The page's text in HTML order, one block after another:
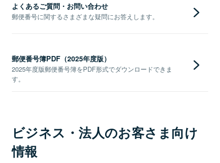
よくあるご質問・お問い合わせ
郵便番号に関するさまざまな疑問にお答えします。
郵便番号簿PDF（2025年度版）
2025年度版郵便番号簿をPDF形式でダウンロードできま
す。
ビジネス・法人のお客さま向け
情報